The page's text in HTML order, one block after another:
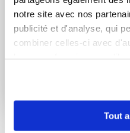
notre site avec nos
publicité et d'analyse, qui
combiner celles-ci avec
Tout
BROWKIES